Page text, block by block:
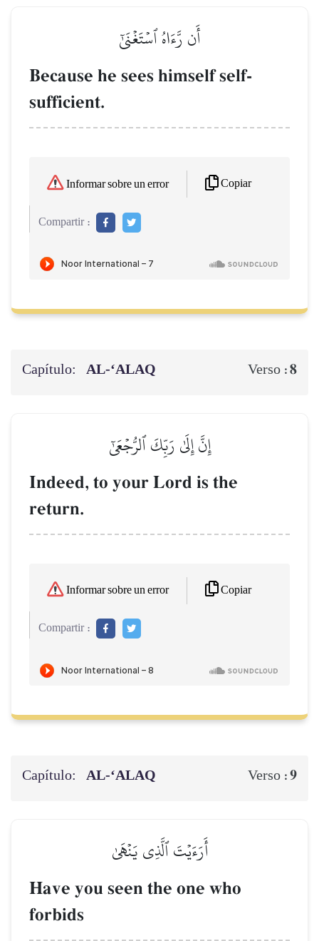
أَن رَّءَاهُ ٱسۡتَغۡنَىٰٓ
Because he sees himself self-
sufficient.
Informar sobre un error Copiar
Compartir :
Capítulo: AL‑‘ALAQ Verso :8
إِنَّ إِلَىٰ رَبِّكَ ٱلرُّجۡعَىٰٓ
Indeed, to your Lord is the
return.
Informar sobre un error Copiar
Compartir :
Capítulo: AL‑‘ALAQ Verso :9
أَرَءَيۡتَ ٱلَّذِي يَنۡهَىٰ
Have you seen the one who
forbids